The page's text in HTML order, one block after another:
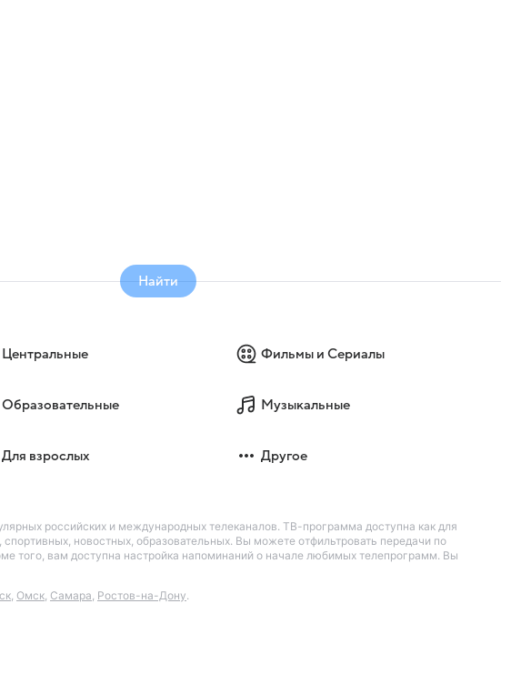
Найти
Центральные Фильмы и Сериалы
Образовательные Музыкальные
Для взрослых Другое
российских и международных телеканалов. ТВ-программа доступна как для
новостных, образовательных. Вы можете отфильтровать передачи по
того, вам доступна настройка напоминаний о начале любимых телепрограмм. Вы
Омск Самара Ростов-на-Дону.